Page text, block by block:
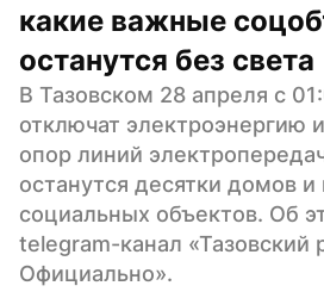
какие важные
останутся без света
В Тазовском 28 апреля с
отключат электроэнергию
опор линий
останутся десятки домов
социальных объектов. Об
telegram-канал «Тазовский
Официально».